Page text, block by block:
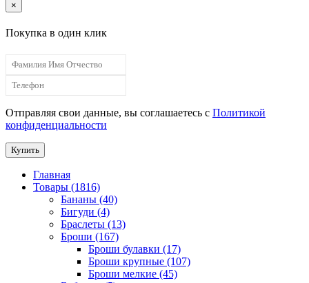
×
Покупка в один клик
Отправляя свои данные, вы соглашаетесь с Политикой
конфиденциальности
Купить
Главная
Товары (1816)
Бананы (40)
Бигуди (4)
Браслеты (13)
Броши (167)
Броши булавки (17)
Броши крупные (107)
Броши мелкие (45)